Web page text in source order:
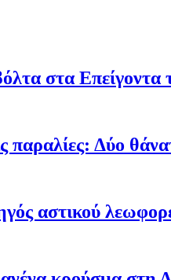
στα Επείγοντα
παραλίες: Δύο
αστικού